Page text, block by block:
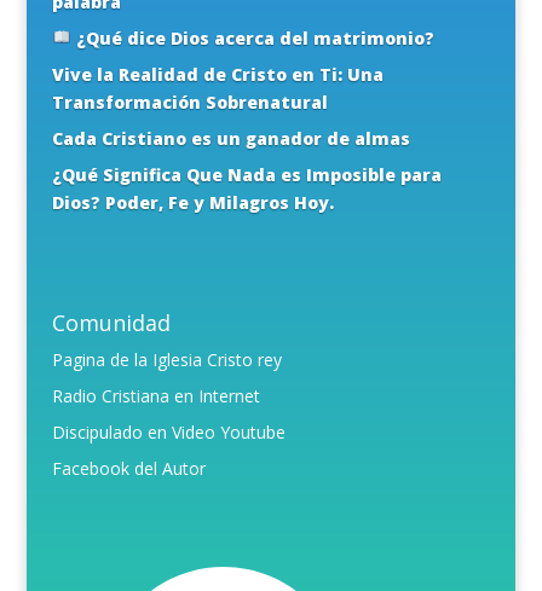
¿Qué dice Dios acerca del matrimonio?
Vive la Realidad de Cristo en Ti: Una
Transformación Sobrenatural
Cada Cristiano es un ganador de almas
¿Qué Significa Que Nada es Imposible para
Dios? Poder, Fe y Milagros Hoy.
Comunidad
Pagina de la Iglesia Cristo rey
Radio Cristiana en Internet
Discipulado en Video Youtube
Facebook del Autor